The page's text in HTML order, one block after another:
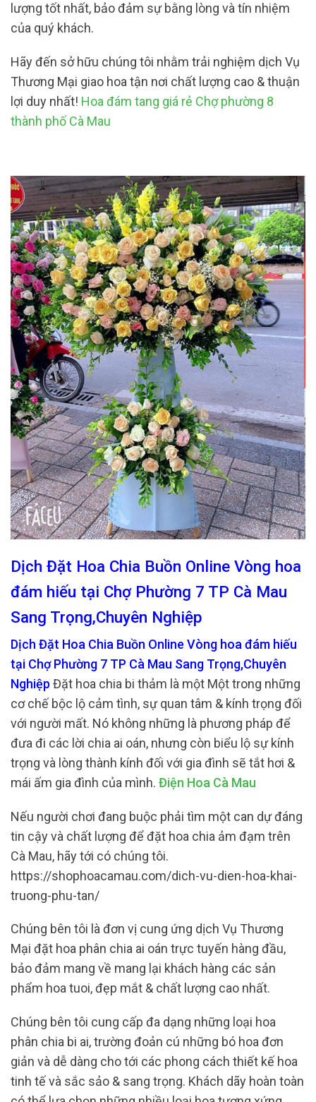
lượng tốt nhất, bảo đảm sự bằng lòng và tín nhiệm
của quý khách.
Hãy đến sở hữu chúng tôi nhằm trải nghiệm dịch Vụ
Thương Mại giao hoa tận nơi chất lượng cao & thuận
lợi duy nhất! Hoa đám tang giá rẻ Chợ phường 8
thành phố Cà Mau
Dịch Đặt Hoa Chia Buồn Online Vòng hoa
đám hiếu tại Chợ Phường 7 TP Cà Mau
Sang Trọng,Chuyên Nghiệp
Dịch Đặt Hoa Chia Buồn Online Vòng hoa đám hiếu
tại Chợ Phường 7 TP Cà Mau Sang Trọng,Chuyên
Nghiệp Đặt hoa chia bi thảm là một Một trong những
cơ chế bộc lộ cảm tình, sự quan tâm & kính trọng đối
với người mất. Nó không những là phương pháp để
đưa đi các lời chia ai oán, nhưng còn biểu lộ sự kính
trọng và lòng thành kính đối với gia đình sẽ tắt hơi &
mái ấm gia đình của mình. Điện Hoa Cà Mau
Nếu người chơi đang buộc phải tìm một can dự đáng
tin cậy và chất lượng để đặt hoa chia ảm đạm trên
Cà Mau, hãy tới có chúng tôi.
https://shophoacamau.com/dich-vu-dien-hoa-khai-
truong-phu-tan/
Chúng bên tôi là đơn vị cung ứng dịch Vụ Thương
Mại đặt hoa phân chia ai oán trực tuyến hàng đầu,
bảo đảm mang về mang lại khách hàng các sản
phẩm hoa tuoi, đẹp mắt & chất lượng cao nhất.
Chúng bên tôi cung cấp đa dạng những loại hoa
phân chia bi ai, trường đoản cú những bó hoa đơn
giản và dễ dàng cho tới các phong cách thiết kế hoa
tinh tế và sắc sảo & sang trọng. Khách dãy hoàn toàn